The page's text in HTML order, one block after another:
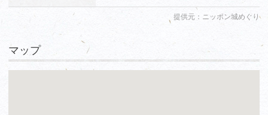
提供元：ニッポン城めぐり
マップ